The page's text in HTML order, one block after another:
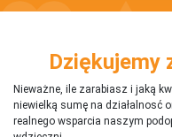
Dziękujemy
Nieważne, ile zarabiasz i jaką
niewielką sumę na działalnosć
realnego wsparcia naszym